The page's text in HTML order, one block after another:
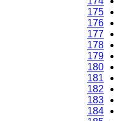
175
176
177
178
179
180
181
182
183
184